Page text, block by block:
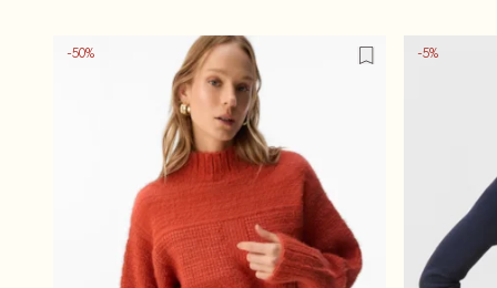
-50% -5%